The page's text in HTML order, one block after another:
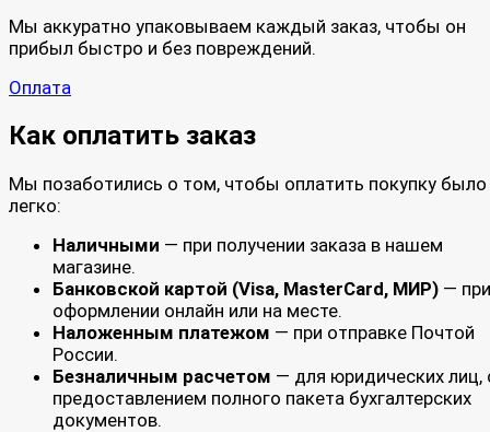
Мы аккуратно упаковываем каждый заказ, чтобы он
прибыл быстро и без повреждений.
Оплата
Как оплатить заказ
Мы позаботились о том, чтобы оплатить покупку было
легко:
Наличными — при получении заказа в нашем
магазине.
Банковской картой (Visa, MasterCard, МИР) — при
оформлении онлайн или на месте.
Наложенным платежом — при отправке Почтой
России.
Безналичным расчетом — для юридических лиц,
предоставлением полного пакета бухгалтерских
документов.